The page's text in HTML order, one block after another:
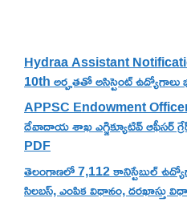
Hydraa Assistant
10th అర్హతతో అసిస్టెంట్ ఉద్యోగాలు
APPSC Endowment
దేవాదాయ శాఖ ఎగ్జిక్యూటివ్ ఆఫీసర్
PDF
తెలంగాణలో 7,112 కానిస్టేబుల్
సిలబస్, ఎంపిక విధానం, దరఖాస్తు